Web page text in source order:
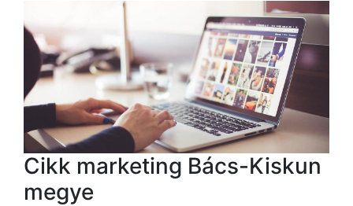
Cikk marketing Bács-Kiskun
megye